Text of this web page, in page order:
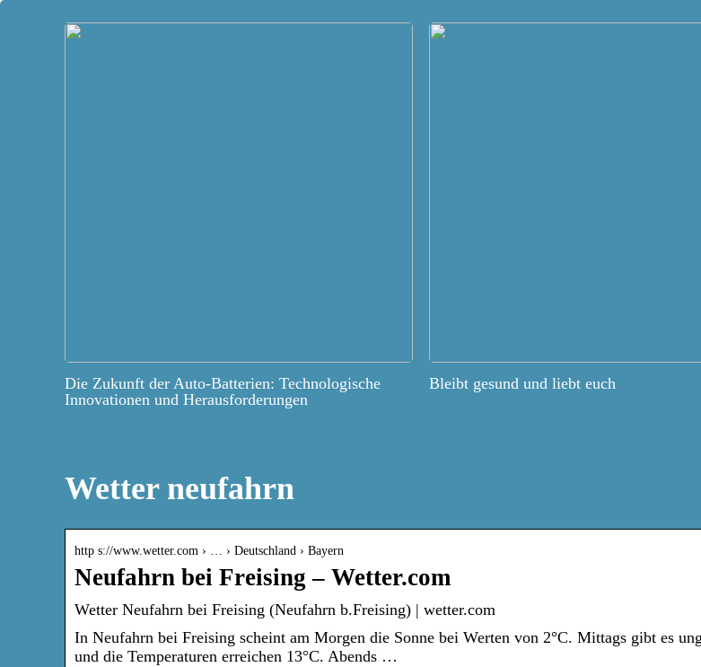
Die Zukunft der Auto-Batterien: Technologische
Innovationen und Herausforderungen
Bleibt gesund und liebt euch
Wetter neufahrn
http s://www.wetter.com › … › Deutschland › Bayern
Neufahrn bei Freising – Wetter.com
Wetter Neufahrn bei Freising (Neufahrn b.Freising) | wetter.com
In Neufahrn bei Freising scheint am Morgen die Sonne bei Werten von 2°C. Mittags gibt es
und die Temperaturen erreichen 13°C. Abends …